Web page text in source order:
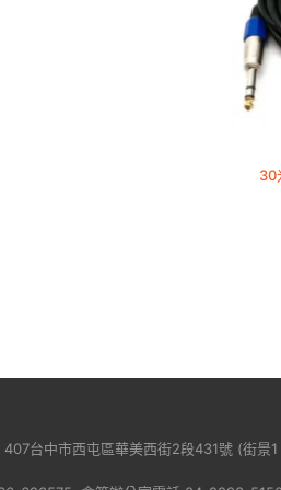
30
407台中市西屯區華美西街2段431號 (街景1